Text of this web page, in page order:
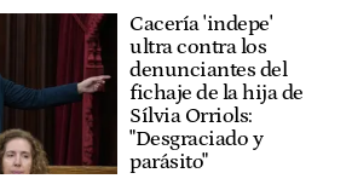
Cacería 'indepe'
ultra contra los
denunciantes del
fichaje de la hija de
Sílvia Orriols:
"Desgraciado y
parásito"